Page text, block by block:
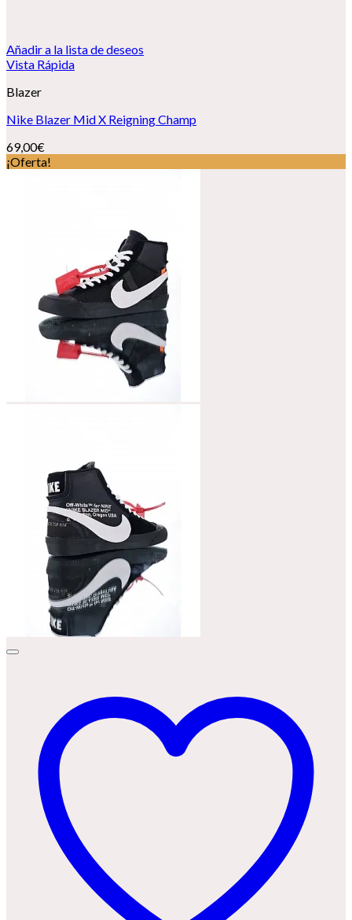
Añadir a la lista de deseos
Vista Rápida
Blazer
Nike Blazer Mid X Reigning Champ
69,00€
¡Oferta!